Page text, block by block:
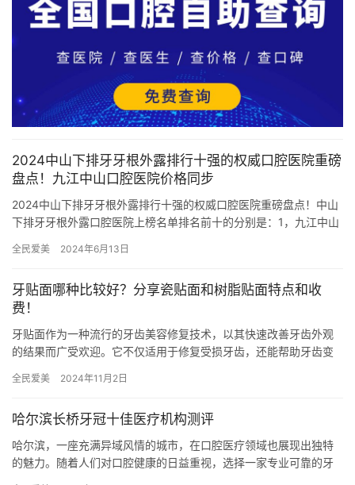
2024中山下排牙牙根外露排行十强的权威口腔医院重磅
盘点！九江中山口腔医院价格同步
2024中山下排牙牙根外露排行十强的权威口腔医院重磅盘点！中山
下排牙牙根外露口腔医院上榜名单排名前十的分别是：1，九江中山
全民爱美 2024年6月13日
牙贴面哪种比较好？分享瓷贴面和树脂贴面特点和收
费！
牙贴面作为一种流行的牙齿美容修复技术，以其快速改善牙齿外观
的结果而广受欢迎。它不仅适用于修复受损牙齿，还能帮助牙齿变
各有特…
全民爱美 2024年11月2日
哈尔滨长桥牙冠十佳医疗机构测评
哈尔滨，一座充满异域风情的城市，在口腔医疗领域也展现出独特
的魅力。随着人们对口腔健康的日益重视，选择一家专业可靠的牙